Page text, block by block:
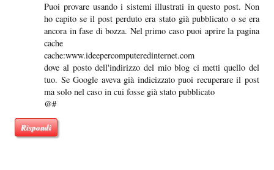
Puoi provare usando i sistemi illustrati in questo post. Non
ho capito se il post perduto era stato già pubblicato o se era
ancora in fase di bozza. Nel primo caso puoi aprire la pagina
cache
cache:www.ideepercomputeredinternet.com
dove al posto dell'indirizzo del mio blog ci metti quello del
tuo. Se Google aveva già indicizzato puoi recuperare il post
ma solo nel caso in cui fosse già stato pubblicato
@#
Rispondi